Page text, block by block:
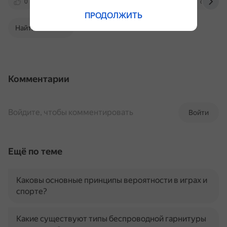
0
Найти в Поиске
Комментарии
Войти
Войдите, чтобы комментировать
Ещё по теме
Каковы основные принципы вероятности в играх и
спорте?
Какие существуют типы беспроводной гарнитуры
ПРОДОЛЖИТЬ